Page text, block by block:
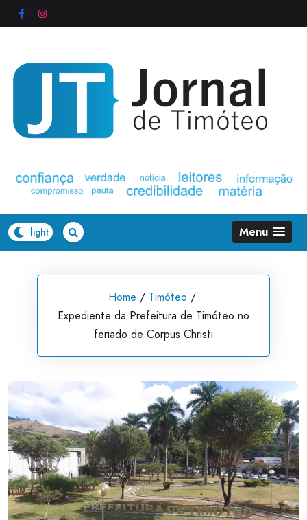
to
Menu
Home / Timóteo /
Expediente da Prefeitura de Timóteo no
feriado de Corpus Christi